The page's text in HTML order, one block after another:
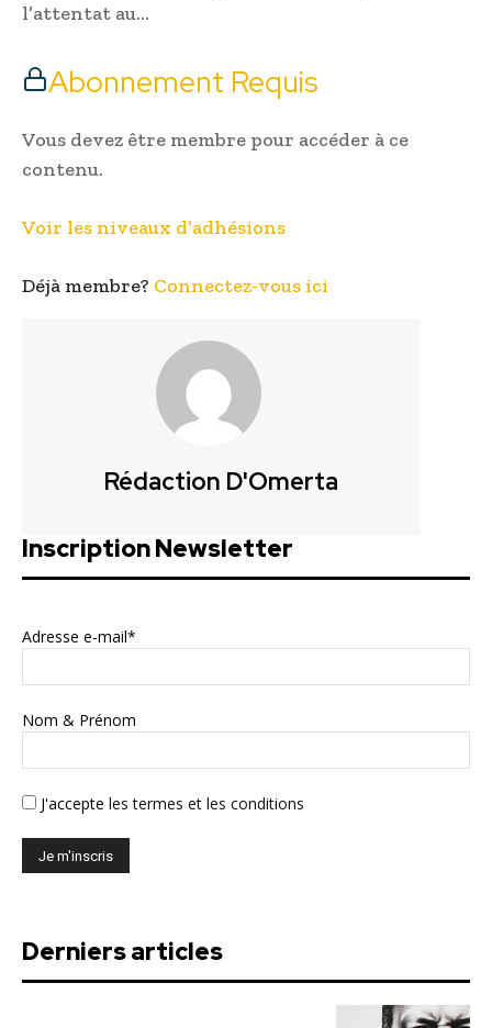
l’attentat au…
Abonnement Requis
Vous devez être membre pour accéder à ce
contenu.
Voir les niveaux d’adhésions
Déjà membre? Connectez-vous ici
Rédaction D'Omerta
Inscription Newsletter
Adresse e-mail*
Nom & Prénom
J'accepte les termes et les conditions
Derniers articles